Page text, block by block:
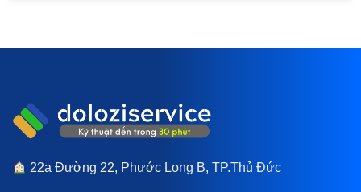
22a Đường 22, Phước Long B, TP.Thủ Đức